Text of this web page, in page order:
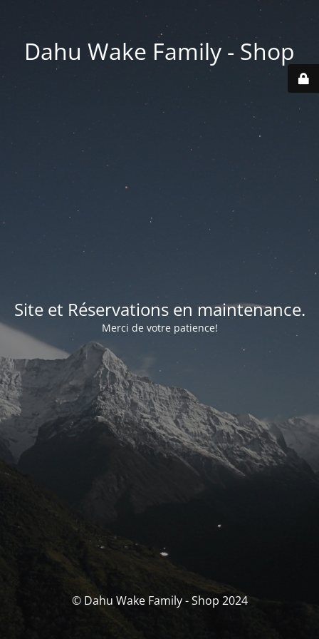
Dahu Wake Family - Shop
Site et Réservations en maintenance.
Merci de votre patience!
© Dahu Wake Family - Shop 2024